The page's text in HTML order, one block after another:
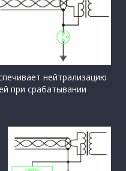
нейтрализацию
при срабатывании